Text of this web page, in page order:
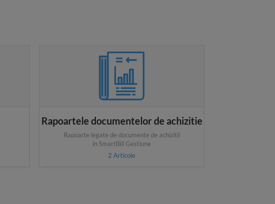
Rapoartele documentelor de achizitie
Rapoarte legate de documente de achizitii
in SmartBill Gestiune
2 Articole